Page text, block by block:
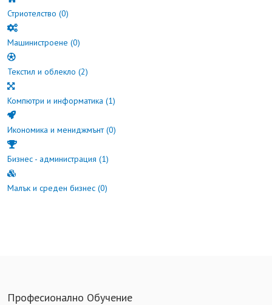
Стриотелство (0)
Машинистроене (0)
Текстил и облекло (2)
Компютри и информатика (1)
Икономика и мениджмънт(0)
Бизнес - администрация (1)
Малък и среден бизнес (0)
Професионално Обучение